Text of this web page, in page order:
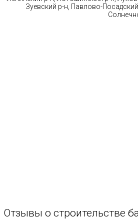
Зуевский р-н, Павлово-
Отзывы о строительстве